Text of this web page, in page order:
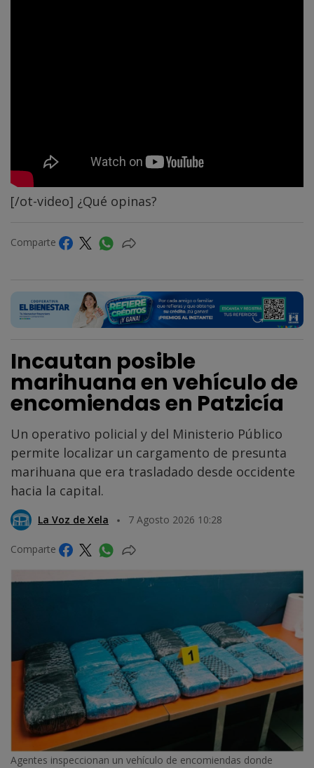
[/ot-video] ¿Qué opinas?
Comparte
Incautan posible
marihuana en vehículo de
encomiendas en Patzicía
Un operativo policial y del Ministerio Público
permite localizar un cargamento de presunta
marihuana que era trasladado desde occidente
hacia la capital.
La Voz de Xela 7 Agosto 2026 10:28
Comparte
Agentes inspeccionan un vehículo de encomiendas donde